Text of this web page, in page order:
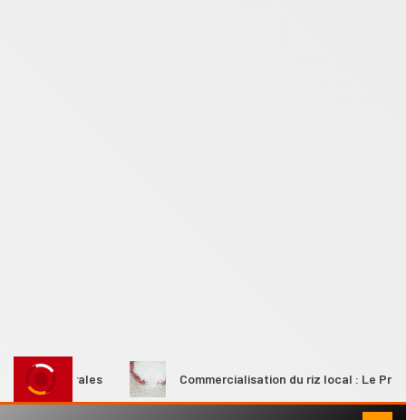
rurales Commercialisation du riz local : Le Premier